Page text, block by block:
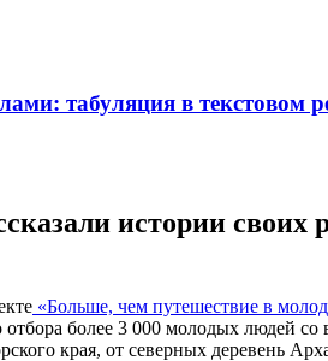
табуляция в текстовом
истории
«Больше, чем путешествие в
более 3 000 молодых людей
края, от северных деревень